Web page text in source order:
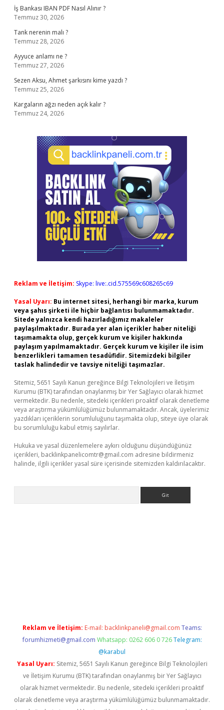
İş Bankası IBAN PDF Nasıl Alınır ?
Temmuz 30, 2026
Tank nerenin malı ?
Temmuz 28, 2026
Ayyuce anlamı ne ?
Temmuz 27, 2026
Sezen Aksu, Ahmet şarkısını kime yazdı ?
Temmuz 25, 2026
Kargaların ağzı neden açık kalır ?
Temmuz 24, 2026
Reklam ve İletişim: Skype: live:.cid.575569c608265c69
Yasal Uyarı: Bu internet sitesi, herhangi bir marka, kurum
veya şahıs şirketi ile hiçbir bağlantısı bulunmamaktadır.
Sitede yalnızca kendi hazırladığımız makaleler
paylaşılmaktadır. Burada yer alan içerikler haber niteliği
taşımamakta olup, gerçek kurum ve kişiler hakkında
paylaşım yapılmamaktadır. Gerçek kurum ve kişiler ile isim
benzerlikleri tamamen tesadüfidir. Sitemizdeki bilgiler
taslak halindedir ve tavsiye niteliği taşımazlar.
Sitemiz, 5651 Sayılı Kanun gereğince Bilgi Teknolojileri ve İletişim
Kurumu (BTK) tarafından onaylanmış bir Yer Sağlayıcı olarak hizmet
vermektedir. Bu nedenle, sitedeki içerikleri proaktif olarak denetleme
veya araştırma yükümlülüğümüz bulunmamaktadır. Ancak, üyelerimiz
yazdıkları içeriklerin sorumluluğunu taşımakta olup, siteye üye olarak
bu sorumluluğu kabul etmiş sayılırlar.
Hukuka ve yasal düzenlemelere aykırı olduğunu düşündüğünüz
içerikleri, backlinkpanelicomtr@gmail.com adresine bildirmeniz
halinde, ilgili içerikler yasal süre içerisinde sitemizden kaldırılacaktır.
Reklam ve İletişim: E-mail: backlinkpaneli@gmail.com Teams:
forumhizmeti@gmail.com Whatsapp: 0262 606 0 726 Telegram:
@karabul
Yasal Uyarı: Sitemiz, 5651 Sayılı Kanun gereğince Bilgi Teknolojileri
ve İletişim Kurumu (BTK) tarafından onaylanmış bir Yer Sağlayıcı
olarak hizmet vermektedir. Bu nedenle, sitedeki içerikleri proaktif
olarak denetleme veya araştırma yükümlülüğümüz bulunmamaktadır.